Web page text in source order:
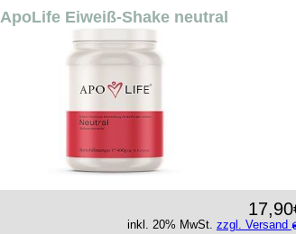
ApoLife Eiweiß-Shake neutral
inkl. 20% MwSt. zzgl. Versand